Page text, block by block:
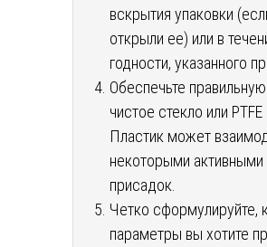
вскрытия упаковки
открыли ее) или в
годности, указанного
Обеспечьте
чистое стекло или
Пластик может
некоторыми
присадок.
Четко сформулируйте,
параметры вы хотите